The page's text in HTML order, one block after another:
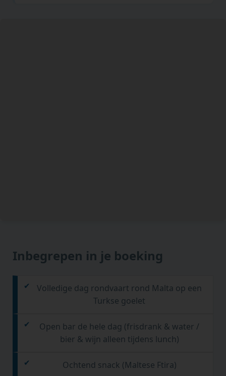
Inbegrepen in je boeking
Volledige dag rondvaart rond Malta op een
Turkse goelet
Open bar de hele dag (frisdrank & water /
bier & wijn alleen tijdens lunch)
Ochtend snack (Maltese Ftira)